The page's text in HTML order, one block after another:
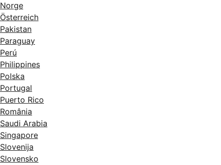
Norge
Österreich
Pakistan
Paraguay
Perú
Philippines
Polska
Portugal
Puerto Rico
România
Saudi Arabia
Singapore
Slovenija
Slovensko